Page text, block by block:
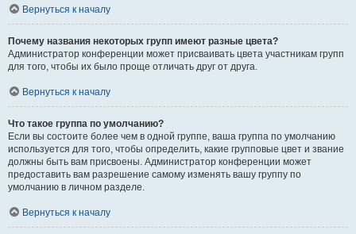
Вернуться к началу
Почему названия некоторых групп имеют разные цвета?
Администратор конференции может присваивать цвета участникам групп
для того, чтобы их было проще отличать друг от друга.
Вернуться к началу
Что такое группа по умолчанию?
Если вы состоите более чем в одной группе, ваша группа по умолчанию
используется для того, чтобы определить, какие групповые цвет и звание
должны быть вам присвоены. Администратор конференции может
предоставить вам разрешение самому изменять вашу группу по
умолчанию в личном разделе.
Вернуться к началу